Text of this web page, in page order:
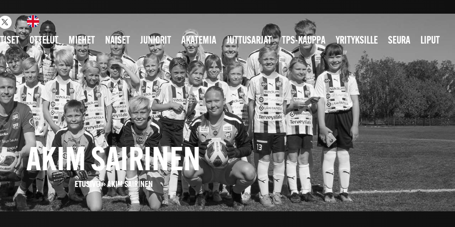
OTTELUT MIEHET NAISET JUNIORIT AKATEMIA JUTTUSARJAT TPS-KAUPPA YRITYKSILLE SEURA LIPUT
AKIM SAIRINEN
ETUSIVU»AKIM SAIRINEN